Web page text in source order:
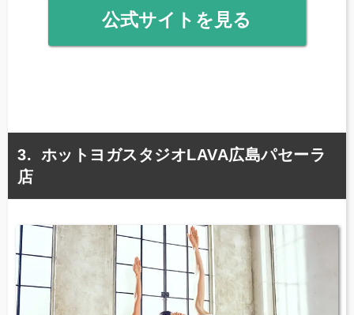
公式サイトを見る
ホットヨガスタジオLAVA広島パセーラ
店